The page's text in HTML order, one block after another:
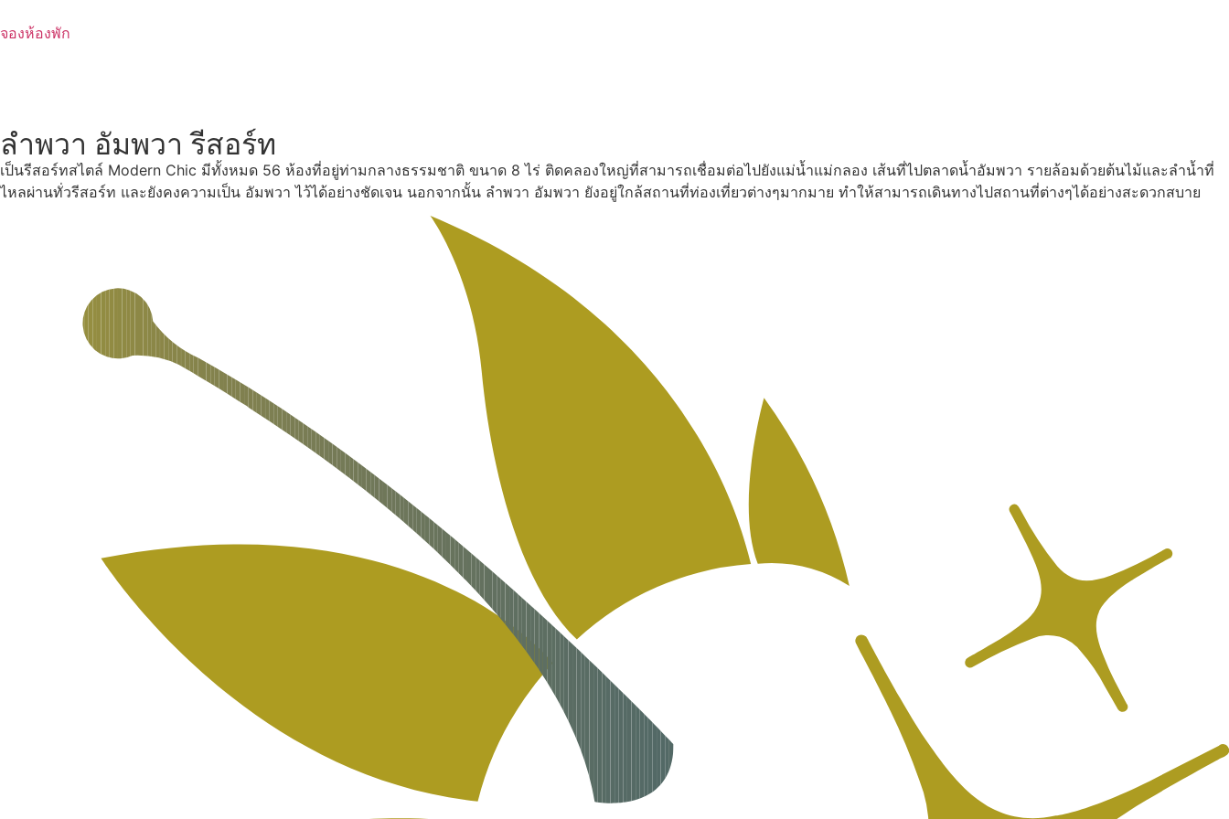
to
จองห้องพัก
ลำพวา อัมพวา รีสอร์ท
เป็นรีสอร์ทสไตล์ Modern Chic มีทั้งหมด 56 ห้องที่อยู่ท่ามกลางธรรมชาติ ขนาด 8 ไร่ ติดคลองใหญ่ที่สามารถเชื่อมต่อไปยังแม่น้ำแม่กลอง เส้นที่ไปตลาดน้ำอัมพวา รายล้อมด้วยต้นไม้และลำน้ำที่
ไหลผ่านทั่วรีสอร์ท และยังคงความเป็น อัมพวา ไว้ได้อย่างชัดเจน นอกจากนั้น ลำพวา อัมพวา ยังอยู่ใกล้สถานที่ท่องเที่ยวต่างๆมากมาย ทำให้สามารถเดินทางไปสถานที่ต่างๆได้อย่างสะดวกสบาย